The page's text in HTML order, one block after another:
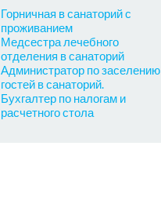
Горничная в санаторий с
проживанием
Медсестра лечебного
отделения в санаторий
Администратор по заселению
гостей в санаторий.
Бухгалтер по налогам и
расчетного стола